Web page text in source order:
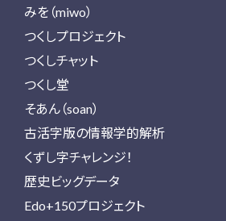
みを（miwo）
つくしプロジェクト
つくしチャット
つくし堂
そあん（soan）
古活字版の情報学的解析
くずし字チャレンジ！
歴史ビッグデータ
Edo+150プロジェクト